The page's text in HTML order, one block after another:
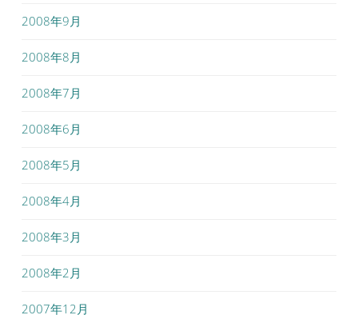
2008年9月
2008年8月
2008年7月
2008年6月
2008年5月
2008年4月
2008年3月
2008年2月
2007年12月